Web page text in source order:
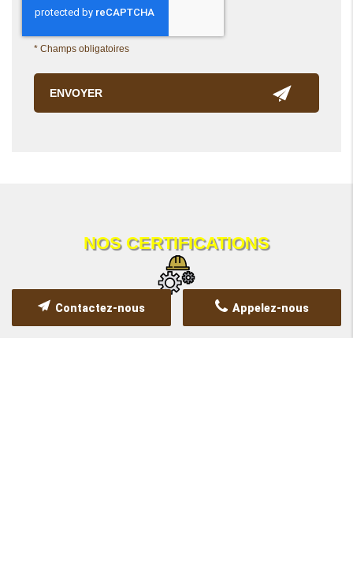
* Champs obligatoires
NOS CERTIFICATIONS
Appelez-nous
Contactez-nous